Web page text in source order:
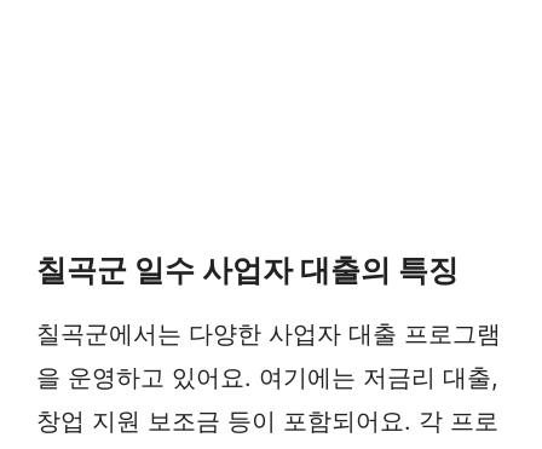
칠곡군 일수 사업자 대출의 특징
칠곡군에서는 다양한 사업자 대출 프로그램
을 운영하고 있어요. 여기에는 저금리 대출,
창업 지원 보조금 등이 포함되어요. 각 프로